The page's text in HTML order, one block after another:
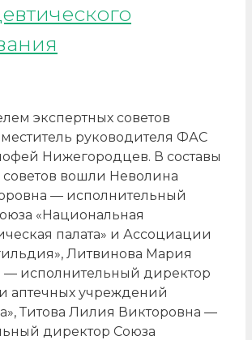
экспертных советов
руководителя ФАС
Нижегородцев. В составы
советов вошли Неволина
— исполнительный
«Национальная
палата» и Ассоциации
Литвинова Мария
— исполнительный директор
аптечных учреждений
Титова Лилия Викторовна —
директор Союза